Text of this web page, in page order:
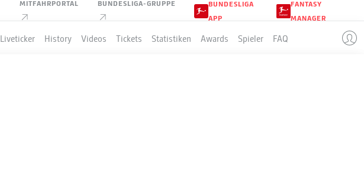
MITFAHRPORTAL BUNDESLIGA-GRUPPE
BUNDESLIGA
APP
FANTASY
MANAGER
Liveticker History Videos Tickets Statistiken Awards Spieler FAQ